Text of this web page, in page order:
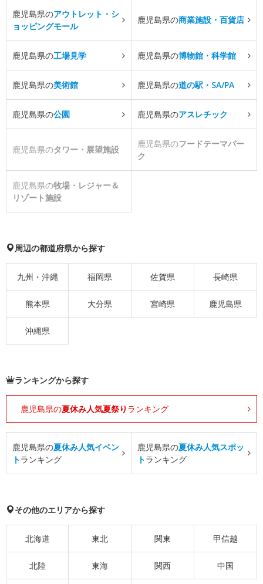
鹿児島県のアウトレット・シ
ョッピングモール
鹿児島県の商業施設・百貨店
鹿児島県の工場見学 鹿児島県の博物館・科学館
鹿児島県の美術館 鹿児島県の道の駅・SA/PA
鹿児島県の公園 鹿児島県のアスレチック
鹿児島県のタワー・展望施設
鹿児島県のフードテーマパー
ク
鹿児島県の牧場・レジャー＆
リゾート施設
周辺の都道府県から探す
九州・沖縄 福岡県 佐賀県 長崎県
熊本県 大分県 宮崎県 鹿児島県
沖縄県
ランキングから探す
鹿児島県の夏休み人気夏祭り ランキング
鹿児島県の夏休み人気イベン
トランキング
鹿児島県の夏休み人気スポッ
トランキング
その他のエリアから探す
北海道 東北 関東 甲信越
北陸 東海 関西 中国